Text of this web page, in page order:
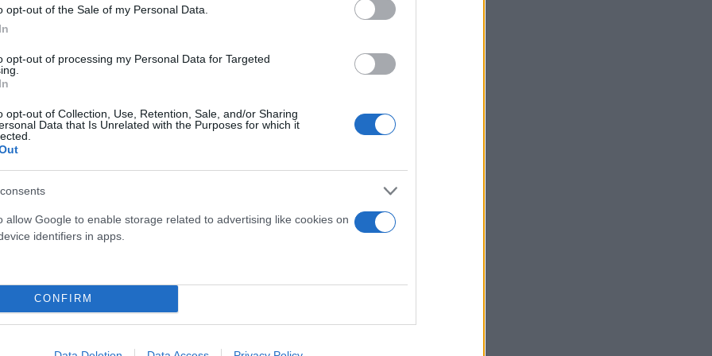
opt-out of the Sale of my Personal Data.
opt-out of processing my Personal Data for Targeted
opt-out of Collection, Use, Retention, Sale, and/or Sharing
Data that Is Unrelated with the Purposes for which it
allow Google to enable storage related to advertising like cookies on
identifiers in apps.
CONFIRM
καθώς η Γιουνάιτεντ προηγήθηκε στην πρώτη της
που με όμορφο τελείωμα έκανε το 1-0. Οι Κόκκινοι Διάβολοι
Ντιαλό, Μπουμό και Μπρούνο Φερνάντες, αλλά ο Ροφς και το
διπλασίασε τα τέρματα της ομάδας του, σκοράροντας για